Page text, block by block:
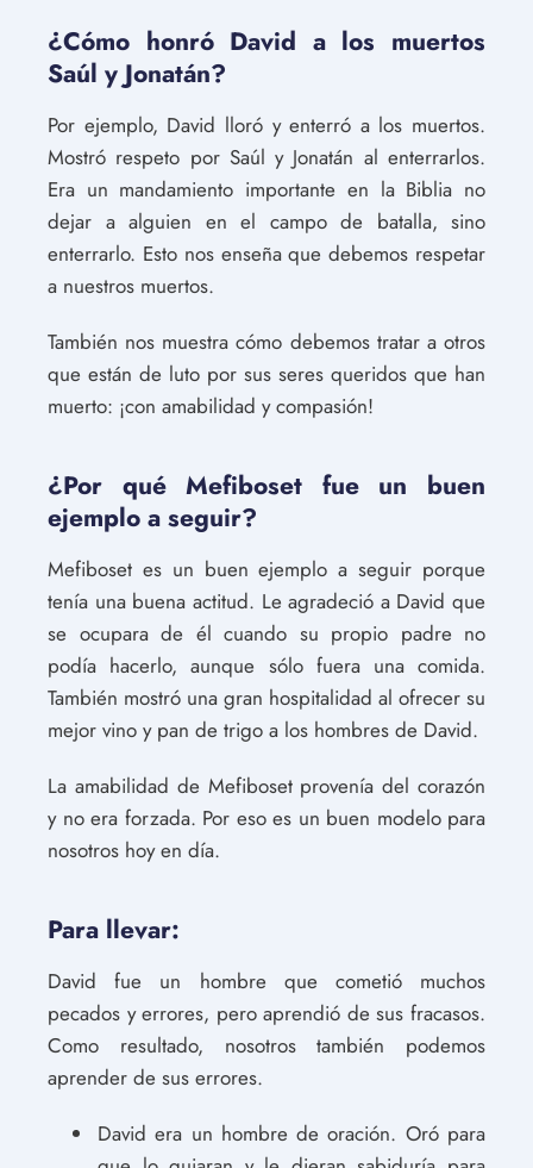
¿Cómo honró David a los muertos
Saúl y Jonatán?
Por ejemplo, David lloró y enterró a los muertos.
Mostró respeto por Saúl y Jonatán al enterrarlos.
Era un mandamiento importante en la Biblia no
dejar a alguien en el campo de batalla, sino
enterrarlo. Esto nos enseña que debemos respetar
a nuestros muertos.
También nos muestra cómo debemos tratar a otros
que están de luto por sus seres queridos que han
muerto: ¡con amabilidad y compasión!
¿Por qué Mefiboset fue un buen
ejemplo a seguir?
Mefiboset es un buen ejemplo a seguir porque
tenía una buena actitud. Le agradeció a David que
se ocupara de él cuando su propio padre no
podía hacerlo, aunque sólo fuera una comida.
También mostró una gran hospitalidad al ofrecer su
mejor vino y pan de trigo a los hombres de David.
La amabilidad de Mefiboset provenía del corazón
y no era forzada. Por eso es un buen modelo para
nosotros hoy en día.
Para llevar:
David fue un hombre que cometió muchos
pecados y errores, pero aprendió de sus fracasos.
Como resultado, nosotros también podemos
aprender de sus errores.
David era un hombre de oración. Oró para